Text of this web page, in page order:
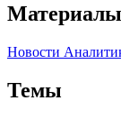
Материалы
Новости
Темы